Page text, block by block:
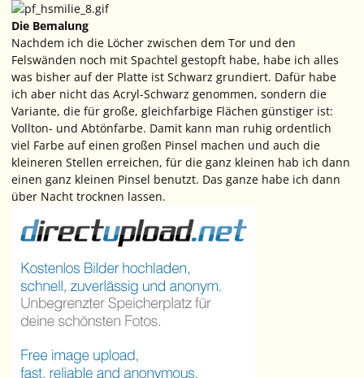
Die Bemalung
Nachdem ich die Löcher zwischen dem Tor und den
Felswänden noch mit Spachtel gestopft habe, habe ich alles
was bisher auf der Platte ist Schwarz grundiert. Dafür habe
ich aber nicht das Acryl-Schwarz genommen, sondern die
Variante, die für große, gleichfarbige Flächen günstiger ist:
Vollton- und Abtönfarbe. Damit kann man ruhig ordentlich
viel Farbe auf einen großen Pinsel machen und auch die
kleineren Stellen erreichen, für die ganz kleinen hab ich dann
einen ganz kleinen Pinsel benutzt. Das ganze habe ich dann
über Nacht trocknen lassen.